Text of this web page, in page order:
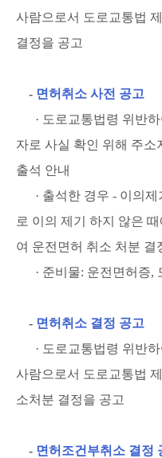
사람으로서 도로교통법
결정을 공고
- 면허취소 사전 공고
· 도로교통법령 위반하
자로 사실 확인 위해 주소
출석 안내
· 출석한 경우 - 이의제
로 이의 제기 하지 않은
여 운전면허 취소 처분 결
· 준비물: 운전면허증,
- 면허취소 결정 공고
· 도로교통법령 위반하
사람으로서 도로교통법
소처분 결정을 공고
- 면허조건부취소 결정